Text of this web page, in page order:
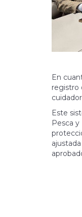
En
registro
Este
Pesca